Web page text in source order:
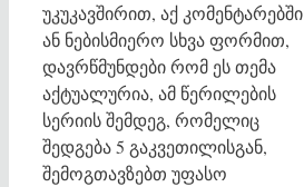
უკუკავშირით, აქ კომენტარებში
ან ნებისმიერო სხვა ფორმით,
დავრწმუნდები რომ ეს თემა
აქტუალურია, ამ წერილების
სერიის შემდეგ, რომელიც
შედგება 5 გაკვეთილისგან,
შემოგთავზებთ უფასო